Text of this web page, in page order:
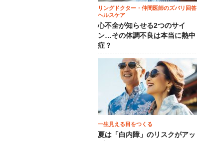
リングドクター・仲間医師のズバリ回答
ヘルスケア
心不全が知らせる2つのサイ
ン…その体調不良は本当に熱中
症？
一生見える目をつくる
夏は「白内障」のリスクがアッ